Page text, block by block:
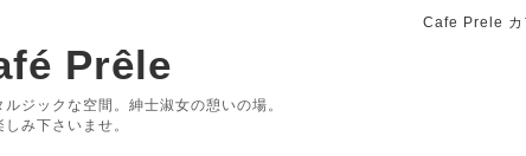
Cafe Prele カ
Prêle
ジックな空間。紳士淑女の憩いの場。
み下さいませ。